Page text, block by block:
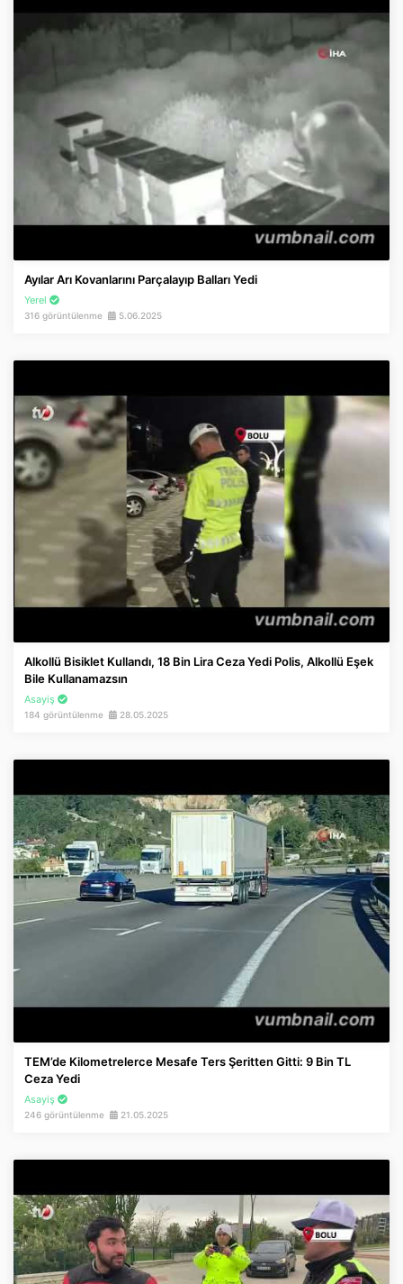
Ayılar Arı Kovanlarını Parçalayıp Balları Yedi
Yerel
316 görüntülenme 5.06.2025
Alkollü Bisiklet Kullandı, 18 Bin Lira Ceza Yedi Polis, Alkollü Eşek
Bile Kullanamazsın
Asayiş
184 görüntülenme 28.05.2025
TEM’de Kilometrelerce Mesafe Ters Şeritten Gitti: 9 Bin TL
Ceza Yedi
Asayiş
246 görüntülenme 21.05.2025